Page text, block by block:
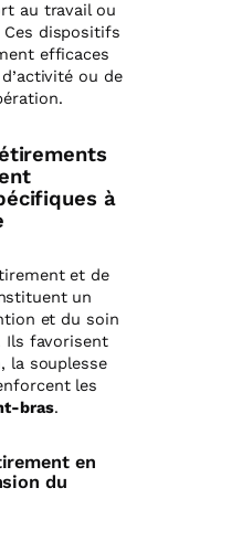
au travail ou
dispositifs
efficaces
ou de
à
et de
un
et du soin
Ils favorisent
la souplesse
les
bras.
en
du